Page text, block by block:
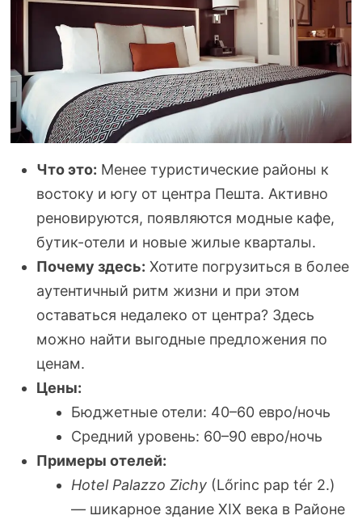
Что это: Менее туристические районы к
востоку и югу от центра Пешта. Активно
реновируются, появляются модные кафе,
бутик-отели и новые жилые кварталы.
Почему здесь: Хотите погрузиться в более
аутентичный ритм жизни и при этом
оставаться недалеко от центра? Здесь
можно найти выгодные предложения по
ценам.
Цены:
Бюджетные отели: 40–60 евро/ночь
Средний уровень: 60–90 евро/ночь
Примеры отелей:
Hotel Palazzo Zichy(Lőrinc pap tér 2.)
— шикарное здание XIX века в Районе